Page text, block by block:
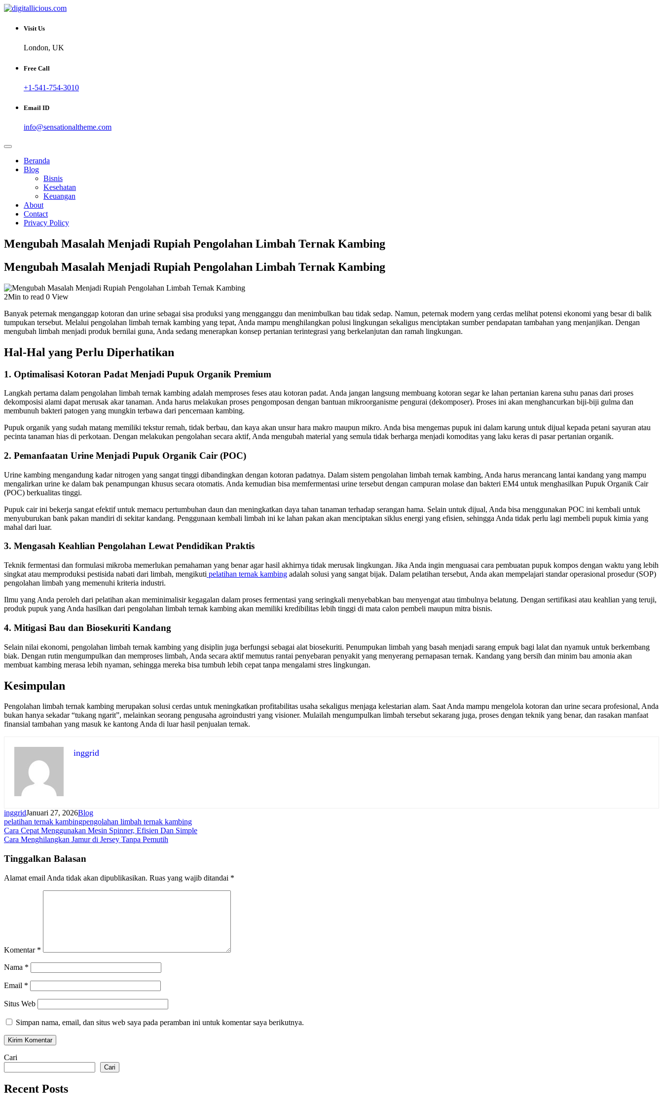
Skip
content
digitallicious.com
Sharing Digital Information
Visit Us
London, UK
Free Call
+1-541-754-3010
Email ID
info@sensationaltheme.com
Beranda
Blog
Bisnis
Kesehatan
Keuangan
About
Contact
Privacy Policy
Mengubah Masalah Menjadi Rupiah Pengolahan Limbah Ternak Kambing
Mengubah Masalah Menjadi Rupiah Pengolahan Limbah Ternak Kambing
2Min to read 0 View
Banyak peternak menganggap kotoran dan urine sebagai sisa produksi yang mengganggu dan menimbulkan bau tidak sedap. Namun, peternak modern yang cerdas melihat potensi ekonomi yang besar di balik
tumpukan tersebut. Melalui pengolahan limbah ternak kambing yang tepat, Anda mampu menghilangkan polusi lingkungan sekaligus menciptakan sumber pendapatan tambahan yang menjanjikan. Dengan
mengubah limbah menjadi produk bernilai guna, Anda sedang menerapkan konsep pertanian terintegrasi yang berkelanjutan dan ramah lingkungan.
Hal-Hal yang Perlu Diperhatikan
1. Optimalisasi Kotoran Padat Menjadi Pupuk Organik Premium
Langkah pertama dalam pengolahan limbah ternak kambing adalah memproses feses atau kotoran padat. Anda jangan langsung membuang kotoran segar ke lahan pertanian karena suhu panas dari proses
dekomposisi alami dapat merusak akar tanaman. Anda harus melakukan proses pengomposan dengan bantuan mikroorganisme pengurai (dekomposer). Proses ini akan menghancurkan biji-biji gulma dan
membunuh bakteri patogen yang mungkin terbawa dari pencernaan kambing.
Pupuk organik yang sudah matang memiliki tekstur remah, tidak berbau, dan kaya akan unsur hara makro maupun mikro. Anda bisa mengemas pupuk ini dalam karung untuk dijual kepada petani sayuran atau
pecinta tanaman hias di perkotaan. Dengan melakukan pengolahan secara aktif, Anda mengubah material yang semula tidak berharga menjadi komoditas yang laku keras di pasar pertanian organik.
2. Pemanfaatan Urine Menjadi Pupuk Organik Cair (POC)
Urine kambing mengandung kadar nitrogen yang sangat tinggi dibandingkan dengan kotoran padatnya. Dalam sistem pengolahan limbah ternak kambing, Anda harus merancang lantai kandang yang mampu
mengalirkan urine ke dalam bak penampungan khusus secara otomatis. Anda kemudian bisa memfermentasi urine tersebut dengan campuran molase dan bakteri EM4 untuk menghasilkan Pupuk Organik Cair
(POC) berkualitas tinggi.
Pupuk cair ini bekerja sangat efektif untuk memacu pertumbuhan daun dan meningkatkan daya tahan tanaman terhadap serangan hama. Selain untuk dijual, Anda bisa menggunakan POC ini kembali untuk
menyuburukan bank pakan mandiri di sekitar kandang. Penggunaan kembali limbah ini ke lahan pakan akan menciptakan siklus energi yang efisien, sehingga Anda tidak perlu lagi membeli pupuk kimia yang
mahal dari luar.
3. Mengasah Keahlian Pengolahan Lewat Pendidikan Praktis
Teknik fermentasi dan formulasi mikroba memerlukan pemahaman yang benar agar hasil akhirnya tidak merusak lingkungan. Jika Anda ingin menguasai cara pembuatan pupuk kompos dengan waktu yang lebih
singkat atau memproduksi pestisida nabati dari limbah, mengikuti pelatihan ternak kambing adalah solusi yang sangat bijak. Dalam pelatihan tersebut, Anda akan mempelajari standar operasional prosedur (SOP)
pengolahan limbah yang memenuhi kriteria industri.
Ilmu yang Anda peroleh dari pelatihan akan meminimalisir kegagalan dalam proses fermentasi yang seringkali menyebabkan bau menyengat atau timbulnya belatung. Dengan sertifikasi atau keahlian yang teruji,
produk pupuk yang Anda hasilkan dari pengolahan limbah ternak kambing akan memiliki kredibilitas lebih tinggi di mata calon pembeli maupun mitra bisnis.
4. Mitigasi Bau dan Biosekuriti Kandang
Selain nilai ekonomi, pengolahan limbah ternak kambing yang disiplin juga berfungsi sebagai alat biosekuriti. Penumpukan limbah yang basah menjadi sarang empuk bagi lalat dan nyamuk untuk berkembang
biak. Dengan rutin mengumpulkan dan memproses limbah, Anda secara aktif memutus rantai penyebaran penyakit yang menyerang pernapasan ternak. Kandang yang bersih dan minim bau amonia akan
membuat kambing merasa lebih nyaman, sehingga mereka bisa tumbuh lebih cepat tanpa mengalami stres lingkungan.
Kesimpulan
Pengolahan limbah ternak kambing merupakan solusi cerdas untuk meningkatkan profitabilitas usaha sekaligus menjaga kelestarian alam. Saat Anda mampu mengelola kotoran dan urine secara profesional, Anda
bukan hanya sekadar “tukang ngarit”, melainkan seorang pengusaha agroindustri yang visioner. Mulailah mengumpulkan limbah tersebut sekarang juga, proses dengan teknik yang benar, dan rasakan manfaat
finansial tambahan yang masuk ke kantong Anda di luar hasil penjualan ternak.
inggrid
inggridJanuari 27, 2026Blog
pelatihan ternak kambingpengolahan limbah ternak kambing
Navigasi
pos
Cara Cepat Menggunakan Mesin Spinner, Efisien Dan Simple
Cara Menghilangkan Jamur di Jersey Tanpa Pemutih
Tinggalkan Balasan
Alamat email Anda tidak akan dipublikasikan. Ruas yang wajib ditandai *
Komentar *
Nama *
Email *
Situs Web
Simpan nama, email, dan situs web saya pada peramban ini untuk komentar saya berikutnya.
Cari
Cari
Recent Posts